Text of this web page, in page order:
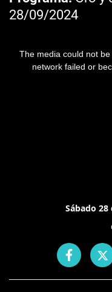
28/09/2024
The media could not
network failed or
Sábado